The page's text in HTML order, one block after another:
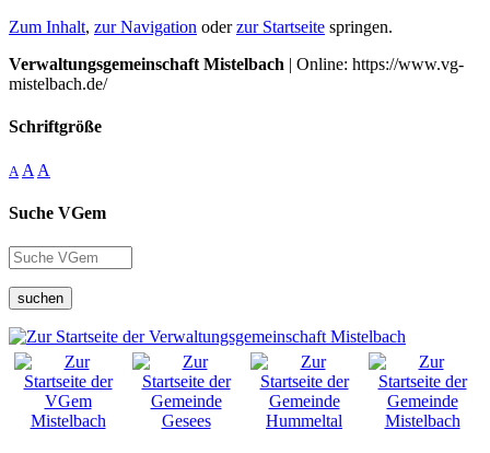
Zum Inhalt, zur Navigation oderzur Startseite springen.
Verwaltungsgemeinschaft Mistelbach | Online: https://www.vg-
mistelbach.de/
Schriftgröße
A A A
Suche VGem
suchen